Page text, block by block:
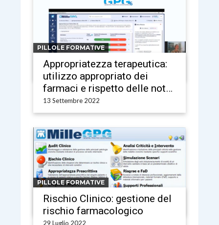
PILLOLE FORMATIVE
Appropriatezza terapeutica:
utilizzo appropriato dei
farmaci e rispetto delle note
AIFA
13 Settembre 2022
PILLOLE FORMATIVE
Rischio Clinico: gestione del
rischio farmacologico
29 Luglio 2022